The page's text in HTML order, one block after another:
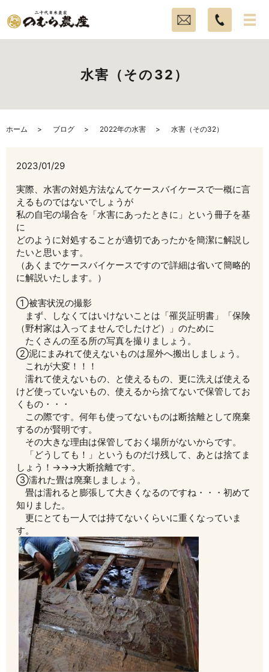
水害（その32）
ホーム ブログ 2022年の水害 水害（その32）
2023/01/29
実際、水害の対処方法なんてケースバイケースで一概に言
えるものではないでしょうが
私の自宅の場合を「水害にあったときに」という冊子を基
に
どのように対処することが適切であったかを簡潔に解説し
たいと思います。
（あくまでケースバイケースですので詳細は省いて簡略的
に解説いたします。）
①被害状況の撮影
まず、しなくてはいけないことは「罹災証明書」「保険
（野村家は入ってませんでしたけど）」のために
たくさんの至る所の写真を撮りましょう。
②泥にまみれて使えないものは屋外へ搬出しましょう。
これが大変！！！
濡れて使えないもの、と使えるもの、更に洗えば使える
けど使っていないもの、使えるから捨てないで保管してお
くもの・・・
この際です。何年も使ってないものは断捨離として廃棄
するのが賢明です。
その大きな理由は保管しておく場所がないからです。
「どうしても！」というものだけ残して、あとは捨てま
しょう！→→→大断捨離です。
③濡れた畳は廃棄しましょう。
畳は濡れると膨張して大きくなるのですね・・・初めて
知りました。
更にとても一人では持てないくらいに重くなっていま
す。